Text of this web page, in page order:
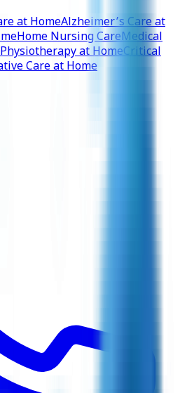
at HomeAlzheimer’s Care at
Home Nursing CareMedical
Physiotherapy at HomeCritical
Care at Home